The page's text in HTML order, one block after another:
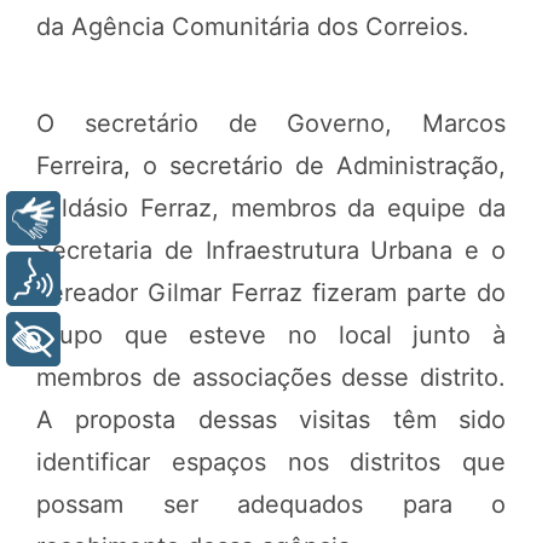
da Agência Comunitária dos Correios.
O secretário de Governo, Marcos
Ferreira, o secretário de Administração,
Gildásio Ferraz, membros da equipe da
Secretaria de Infraestrutura Urbana e o
vereador Gilmar Ferraz fizeram parte do
grupo que esteve no local junto à
membros de associações desse distrito.
A proposta dessas visitas têm sido
identificar espaços nos distritos que
possam ser adequados para o
Libras
Voz
+ Acessibilidade